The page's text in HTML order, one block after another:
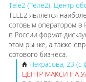
Tele2 (Теле2). Центр
TELE2 является
сотовым оператором в
в России формат
этом рынке, а также
сотового бизнеса.
Некрасова, 23 (с
ЦЕНТР МАКСИ НА